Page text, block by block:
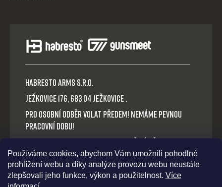
Používáme cookies, abychom Vám umožnili pohodlné
prohlížení webu a díky analýze provozu webu neustále
zlepšovali jeho funkce, výkon a použitelnost. Více
HABRESTO ARMS s.r.o.
Ježkovice 176, 683 04 Ježkovice .
Pro osobní odběr volat předem! Nemáme pevnou
pracovní dobu!
Platba v hotovosti nebo QR okamžitý převod.
Volejte: +420 721 030 614
E-mail: habresto@habresto.cz